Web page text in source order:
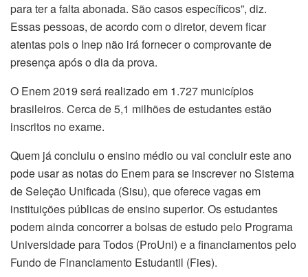
para ter a falta abonada. São casos específicos”, diz.
Essas pessoas, de acordo com o diretor, devem ficar
atentas pois o Inep não irá fornecer o comprovante de
presença após o dia da prova.
O Enem 2019 será realizado em 1.727 municípios
brasileiros. Cerca de 5,1 milhões de estudantes estão
inscritos no exame.
Quem já concluiu o ensino médio ou vai concluir este ano
pode usar as notas do Enem para se inscrever no Sistema
de Seleção Unificada (Sisu), que oferece vagas em
instituições públicas de ensino superior. Os estudantes
podem ainda concorrer a bolsas de estudo pelo Programa
Universidade para Todos (ProUni) e a financiamentos pelo
Fundo de Financiamento Estudantil (Fies).